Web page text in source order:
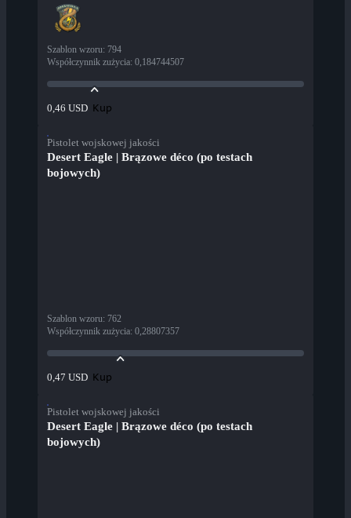
Szablon wzoru: 794
Współczynnik zużycia: 0,184744507
0,46 USD Kup
Pistolet wojskowej jakości
Desert Eagle | Brązowe déco (po testach
bojowych)
Szablon wzoru: 762
Współczynnik zużycia: 0,28807357
0,47 USD Kup
Pistolet wojskowej jakości
Desert Eagle | Brązowe déco (po testach
bojowych)